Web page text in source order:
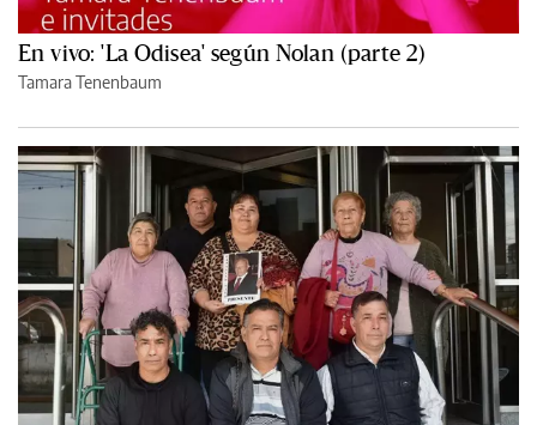
En vivo: 'La Odisea' según Nolan (parte 2)
Tamara Tenenbaum